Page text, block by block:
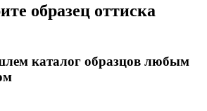
образец оттиска
каталог образцов любым